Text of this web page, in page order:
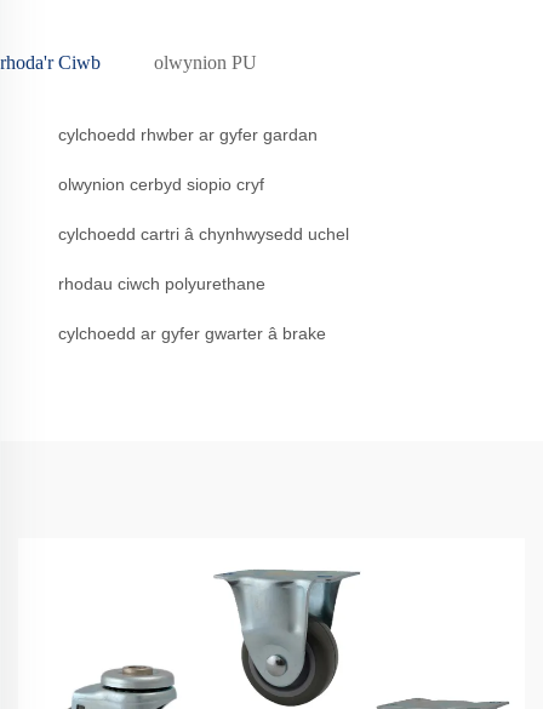
rhoda'r Ciwb olwynion PU
cylchoedd rhwber ar gyfer gardan
olwynion cerbyd siopio cryf
cylchoedd cartri â chynhwysedd uchel
rhodau ciwch polyurethane
cylchoedd ar gyfer gwarter â brake